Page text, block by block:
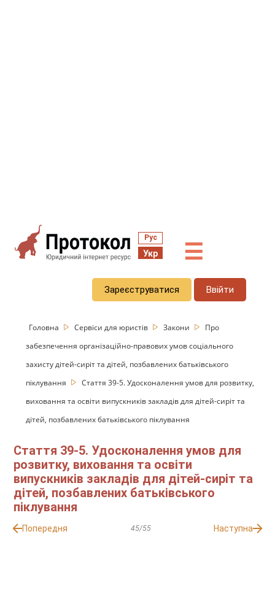
Рус
Укр ☰
Зареєструватися Ввійти
Головна Сервіси для юристів Закони
Про
забезпечення організаційно-правових умов соціального
захисту дітей-сиріт та дітей, позбавлених батьківського
піклування
Стаття 39-5. Удосконалення умов для розвитку,
виховання та освіти випускників закладів для дітей-сиріт та
дітей, позбавлених батьківського піклування
Стаття 39-5. Удосконалення умов для
розвитку, виховання та освіти
випускників закладів для дітей-сиріт та
дітей, позбавлених батьківського
піклування
Попередня 45/55 Наступна